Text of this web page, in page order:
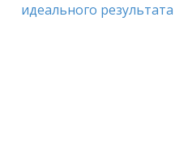
идеального результата